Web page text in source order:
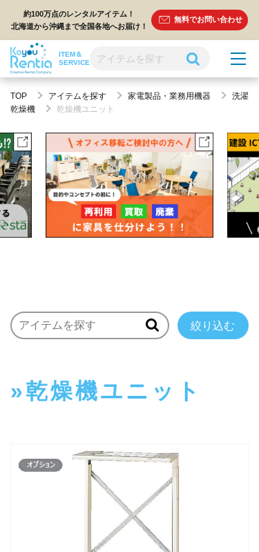
約100万点のレンタルアイテム！
北海道から沖縄まで全国各地へお届け！
無料でお問い合わせ
ITEM＆
SERVICE
TOP アイテムを探す 家電製品・業務用機器
洗濯
乾燥機
乾燥機ユニット
絞り込む
乾燥機ユニット